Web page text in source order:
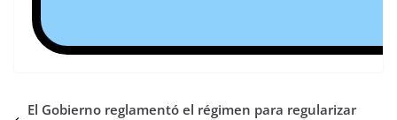
El Gobierno reglamentó el régimen para regularizar